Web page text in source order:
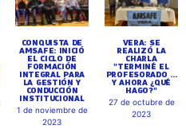
CONQUISTA DE
AMSAFE: INICIÓ
EL CICLO DE
FORMACIÓN
INTEGRAL PARA
LA GESTIÓN Y
CONDUCCIÓN
INSTITUCIONAL
1 de noviembre de
2023
VERA: SE
REALIZÓ LA
CHARLA
"TERMINÉ EL
PROFESORADO ...
Y AHORA ¿QUÉ
HAGO?"
27 de octubre de
2023